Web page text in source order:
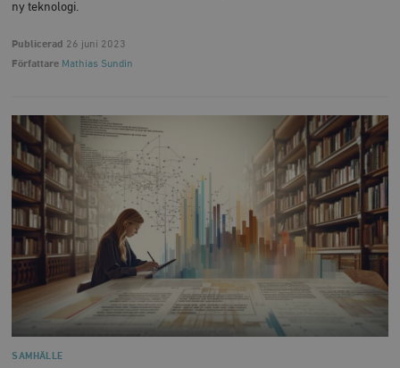
ny teknologi.
Publicerad 26 juni 2023
Författare Mathias Sundin
SAMHÄLLE